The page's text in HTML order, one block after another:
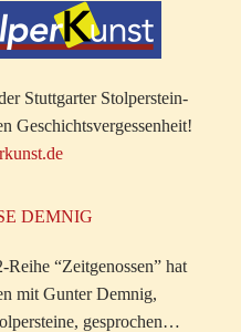
Stuttgarter Stolperstein-
Geschichtsvergessenheit!
DEMNIG
“Zeitgenossen” hat
mit Gunter Demnig,
gesprochen…